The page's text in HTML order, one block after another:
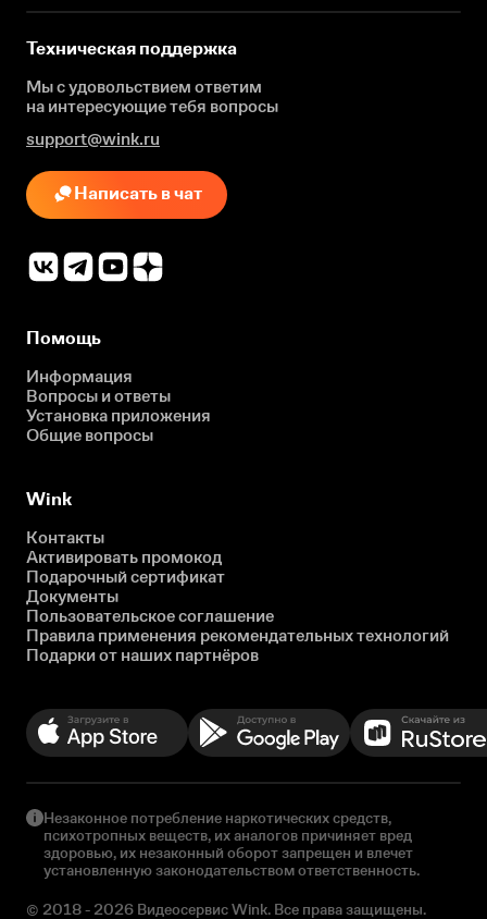
Техническая поддержка
Мы с удовольствием ответим
на интересующиетебя вопросы
support@wink.ru
Написать в чат
Помощь
Информация
Вопросы и ответы
Установка приложения
Общие вопросы
Wink
Контакты
Активировать промокод
Подарочный сертификат
Документы
Пользовательское соглашение
Правила применения рекомендательных технологий
Подарки от наших партнёров
Незаконное потребление наркотических средств,
психотропных веществ, их аналогов причиняет вред
здоровью, их незаконный оборот запрещен и влечет
установленную законодательством ответственность.
© 2018 - 2026 Видеосервис Wink. Все права защищены.